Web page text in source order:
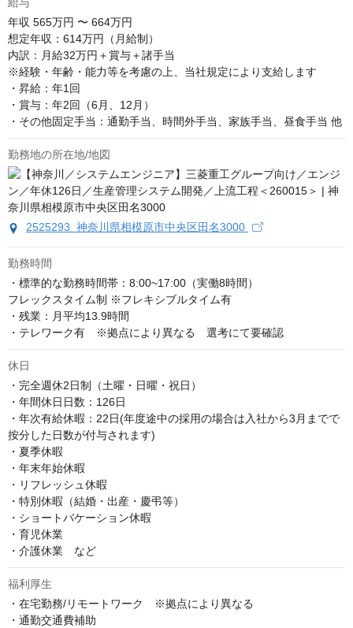
給与
年収 565万円 〜 664万円
想定年収：614万円（月給制）
内訳：月給32万円＋賞与＋諸手当
※経験・年齢・能力等を考慮の上、当社規定により支給します
・昇給：年1回
・賞与：年2回（6月、12月）
・その他固定手当：通勤手当、時間外手当、家族手当、昼食手当 他
勤務地の所在地/地図
2525293 神奈川県相模原市中央区田名3000
勤務時間
・標準的な勤務時間帯：8:00~17:00（実働8時間）
フレックスタイム制 ※フレキシブルタイム有
・残業：月平均13.9時間
・テレワーク有　※拠点により異なる　選考にて要確認
休日
・完全週休2日制（土曜・日曜・祝日）
・年間休日日数：126日
・年次有給休暇：22日(年度途中の採用の場合は入社から3月までで
按分した日数が付与されます)
・夏季休暇
・年末年始休暇
・リフレッシュ休暇
・特別休暇（結婚・出産・慶弔等）
・ショートバケーション休暇
・育児休業
・介護休業　など
福利厚生
・在宅勤務/リモートワーク　※拠点により異なる
・通勤交通費補助